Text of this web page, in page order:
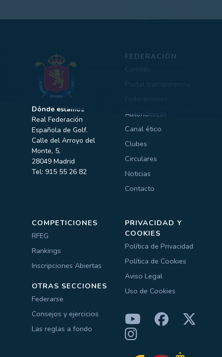
Dónde estamos
Real Federación
Española de Golf.
Calle del Arroyo del
Monte, 5,
28049 Madrid
Tel: 915 55 26 82
FEDERACIÓN
Autonómicas
Canal ético
Clubes
Circulares
Noticias
Contacto
COMPETICIONES
RFEG
Rankings
Inscripciones Abiertas
OTRAS SECCIONES
Federarse
Consejos y ejercicios
Las reglas a fondo
PRIVACIDAD Y
COOKIES
Política de Privacidad
Política de Cookies
Aviso Legal
Uso de Cookies